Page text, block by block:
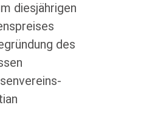
diesjährigen
des